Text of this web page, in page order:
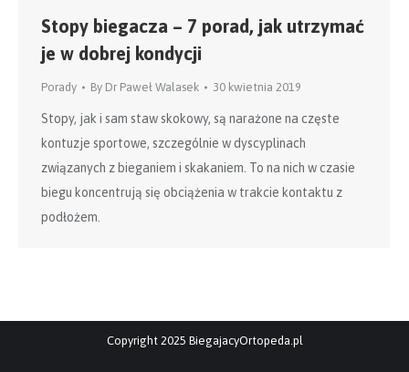
Stopy biegacza – 7 porad, jak utrzymać
je w dobrej kondycji
Porady By Dr Paweł Walasek 30 kwietnia 2019
Stopy, jak i sam staw skokowy, są narażone na częste
kontuzje sportowe, szczególnie w dyscyplinach
związanych z bieganiem i skakaniem. To na nich w czasie
biegu koncentrują się obciążenia w trakcie kontaktu z
podłożem.
Copyright 2025 BiegajacyOrtopeda.pl